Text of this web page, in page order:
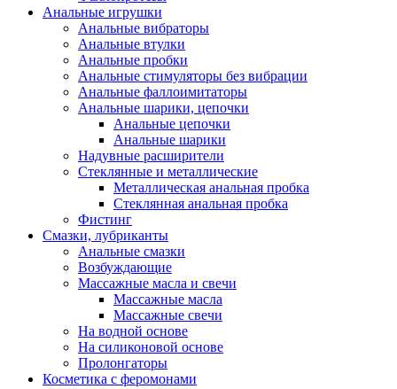
Анальные игрушки
Анальные вибраторы
Анальные втулки
Анальные пробки
Анальные стимуляторы без вибрации
Анальные фаллоимитаторы
Анальные шарики, цепочки
Анальные цепочки
Анальные шарики
Надувные расширители
Стеклянные и металлические
Металлическая анальная пробка
Стеклянная анальная пробка
Фистинг
Смазки, лубриканты
Анальные смазки
Возбуждающие
Массажные масла и свечи
Массажные масла
Массажные свечи
На водной основе
На силиконовой основе
Пролонгаторы
Косметика с феромонами